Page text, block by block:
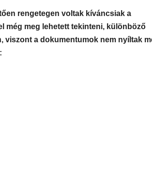
rengetegen voltak kíváncsiak a
még meg lehetett tekinteni, különböző
viszont a dokumentumok nem nyíltak